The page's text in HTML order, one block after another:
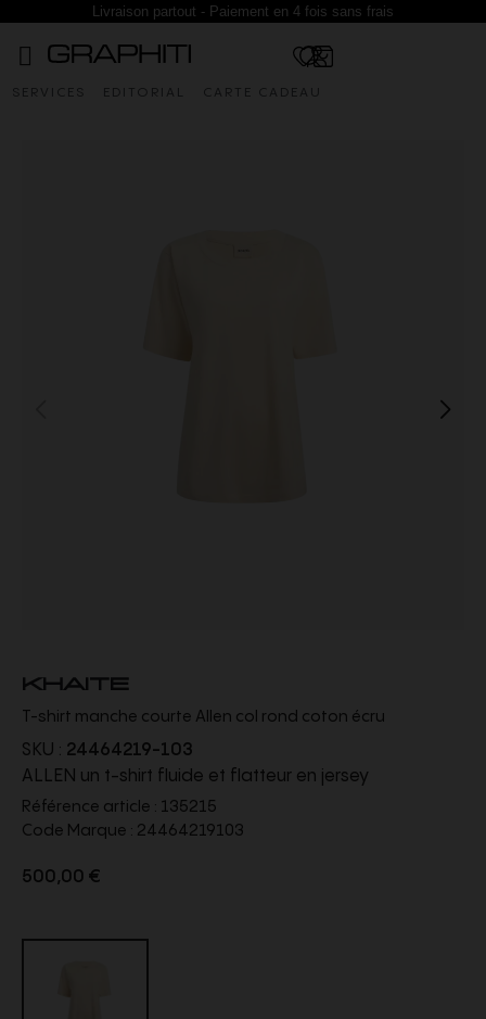
Livraison partout - Paiement en 4 fois sans frais
SERVICES EDITORIAL CARTE CADEAU
KHAITE
T-shirt manche courte Allen col rond coton écru
SKU : 24464219-103
ALLEN un t-shirt fluide et flatteur en jersey
Référence article : 135215
Code Marque : 24464219103
500,00 €